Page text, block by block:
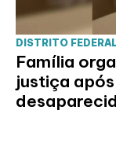
DISTRITO
Família
justiça